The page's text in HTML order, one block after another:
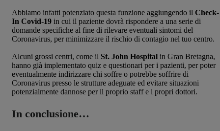
Abbiamo infatti potenziato questa funzione aggiungendo il Check-
In Covid-19 in cui il paziente dovrà rispondere a una serie di
domande specifiche al fine di rilevare eventuali sintomi del
Coronavirus, per minimizzare il rischio di contagio nel tuo centro.
Alcuni grossi centri, come il St. John Hospital in Gran Bretagna,
hanno già implementato quiz e questionari per i pazienti, per poter
eventualmente indirizzare chi soffre o potrebbe soffrire di
Coronavirus presso le strutture adeguate ed evitare situazioni
potenzialmente dannose per il proprio staff e i propri dottori.
In conclusione…